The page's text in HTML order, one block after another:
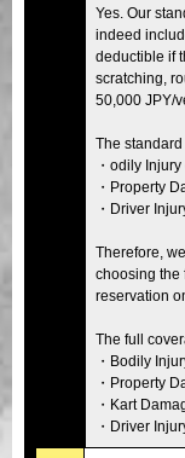
Yes. Our
indeed
deductible if
scratching,
50,000 JPY/
The
・odily
・Property
・Driver
Therefore,
choosing the
reservation
The full
・Bodily
・Property
・Kart
・Driver